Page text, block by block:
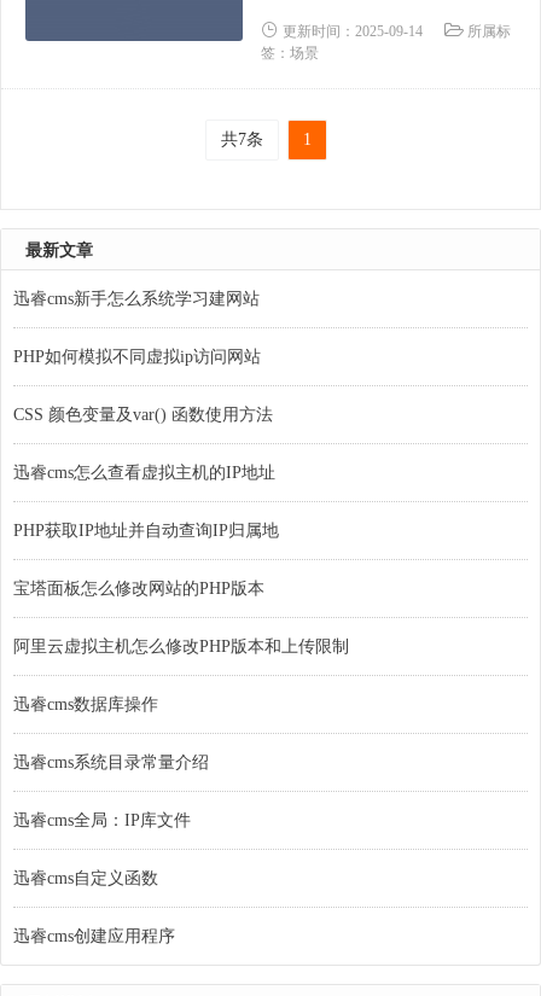
1-03-18 09:24:45更新时间2023-09-
11 11:12:24支持内核CodeIgnITer L
aravel ThinkPHP功能类别支付依赖
场景支付系统源码加密未加密技术
保障迅睿官方技术要求需要掌握P
更新时间：2025-09-14
所属标
签：场景
共7条 1
最新文章
迅睿cms新手怎么系统学习建网站
PHP如何模拟不同虚拟ip访问网站
CSS 颜色变量及var() 函数使用方法
迅睿cms怎么查看虚拟主机的IP地址
PHP获取IP地址并自动查询IP归属地
宝塔面板怎么修改网站的PHP版本
阿里云虚拟主机怎么修改PHP版本和上传限制
迅睿cms数据库操作
迅睿cms系统目录常量介绍
迅睿cms全局：IP库文件
迅睿cms自定义函数
迅睿cms创建应用程序